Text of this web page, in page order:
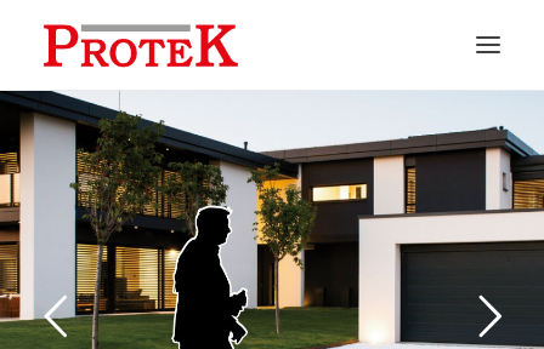
HOME
CHI SIAMO
SOLUZIONI
NEWS
CONTATTI